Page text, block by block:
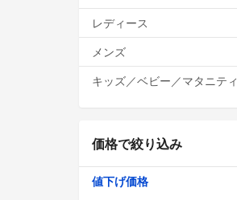
レディース
メンズ
キッズ／ベビー／マタニティ
価格で絞り込み
値下げ価格